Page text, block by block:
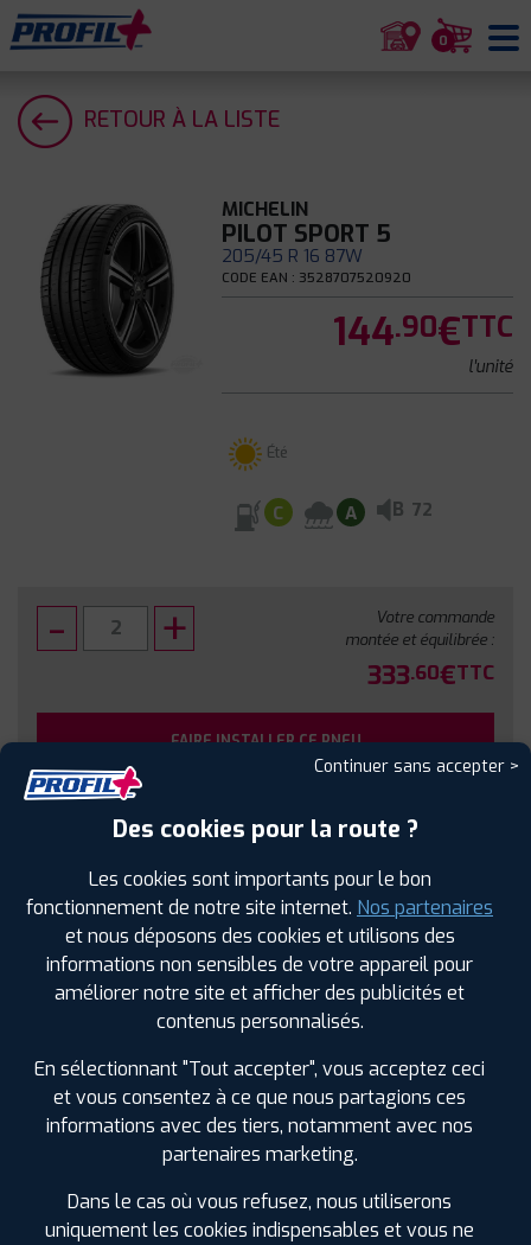
0
RETOUR À LA LISTE
MICHELIN
PILOT SPORT 5
205/45 R 16 87W
CODE EAN : 3528707520920
144.90€TTC
l'unité
Été
C A B 72
Votre commande
montée et équilibrée :
333.60€TTC
FAIRE INSTALLER CE PNEU
Sous réserve de disponibilité en agence
SPÉCIFICATIONS AVIS CLIENTS ÉTIQUETAGE
Étiquetage
Continuer sans accepter >
Des cookies pour la route ?
Les cookies sont importants pour le bon
fonctionnement de notre site internet. Nos partenaires
et nous déposons des cookies et utilisons des
informations non sensibles de votre appareil pour
améliorer notre site et afficher des publicités et
contenus personnalisés.
En sélectionnant "Tout accepter", vous acceptez ceci
et vous consentez à ce que nous partagions ces
informations avec des tiers, notamment avec nos
partenaires marketing.
Dans le cas où vous refusez, nous utiliserons
uniquement les cookies indispensables et vous ne